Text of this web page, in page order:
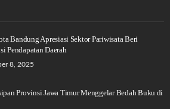
Bandung Apresiasi Sektor Pariwisata Beri
Pendapatan Daerah
8, 2025
Provinsi Jawa Timur Menggelar Bedah Buku di